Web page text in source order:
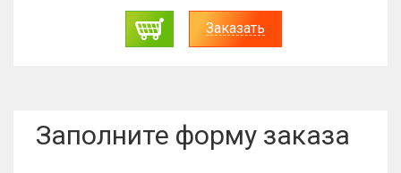
Заказать
Заполните форму заказа